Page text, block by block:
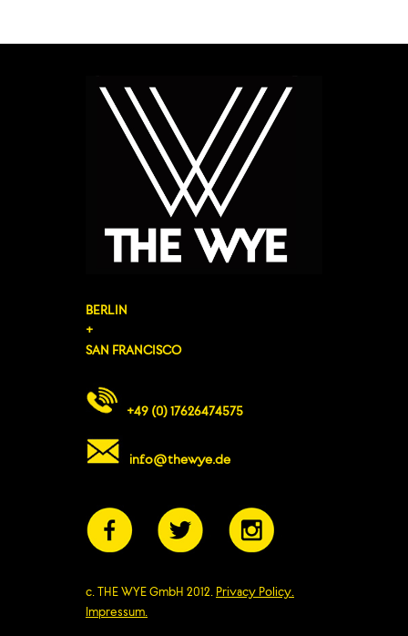
BERLIN
+
SAN FRANCISCO
+49 (0) 17626474575
info@thewye.de
c. THE WYE GmbH 2012. Privacy Policy.
Impressum.